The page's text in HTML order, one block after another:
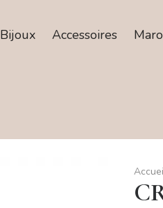
Bijoux Accessoires